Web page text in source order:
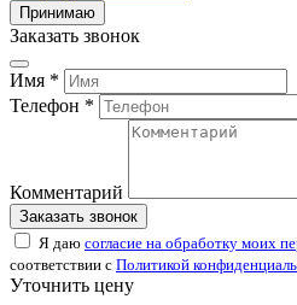
Принимаю
Заказать звонок
Имя *
Телефон *
Комментарий
Заказать звонок
Я даю согласие на обработку моих
соответствии с Политикой
Уточнить цену